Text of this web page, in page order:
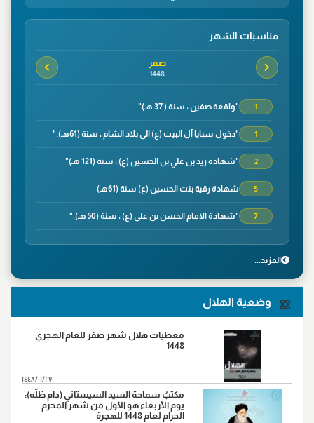
مناسبات الشهر
صفر
1448
1 "واقعة صفين ، سنة ( 37 هـ)"
1 "دخول سبايا آل البيت (ع) الى بلاد الشام ، سنة (61هـ)."
2 "شهادة زيد بن علي بن الحسين (ع) ، سنة (121 هـ)"
5 شهادة رقية بنت الحسين (ع) سنة (61هـ)
7 "شهادة الامام الحسن بن علي (ع) ، سنة (50 هـ)."
8 "وفاة الصحابي الجليل سلمان الفارسي ، سنة(35هـ)"
معركة صفين"
9 "واقعة نهروان ، سنة(38هـ)"
14 "شهادة محمد بن ابي بكر ،سنة(38هـ)"
رواية"
20
"ورود السبايا من آل بيت النبي (ص) أرض كربلاء ، سنة
(61هـ)."
المزید...
وضعية الهلال
معطيات هلال شهر صفر للعام الهجري
1448
١٤٤٨/٠١/٢٧
مكتبُ سماحة السيد السيستاني (دام ظلّه):
يوم الأربعاء هو الأول من شهر المحرم
الحرام لعام 1448 للهجرة